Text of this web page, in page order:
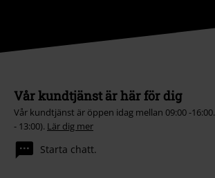
Vår kundtjänst är här för dig
Vår kundtjänst är öppen idag mellan 09:00 -
- 13:00). Lär dig mer
Starta chatt.